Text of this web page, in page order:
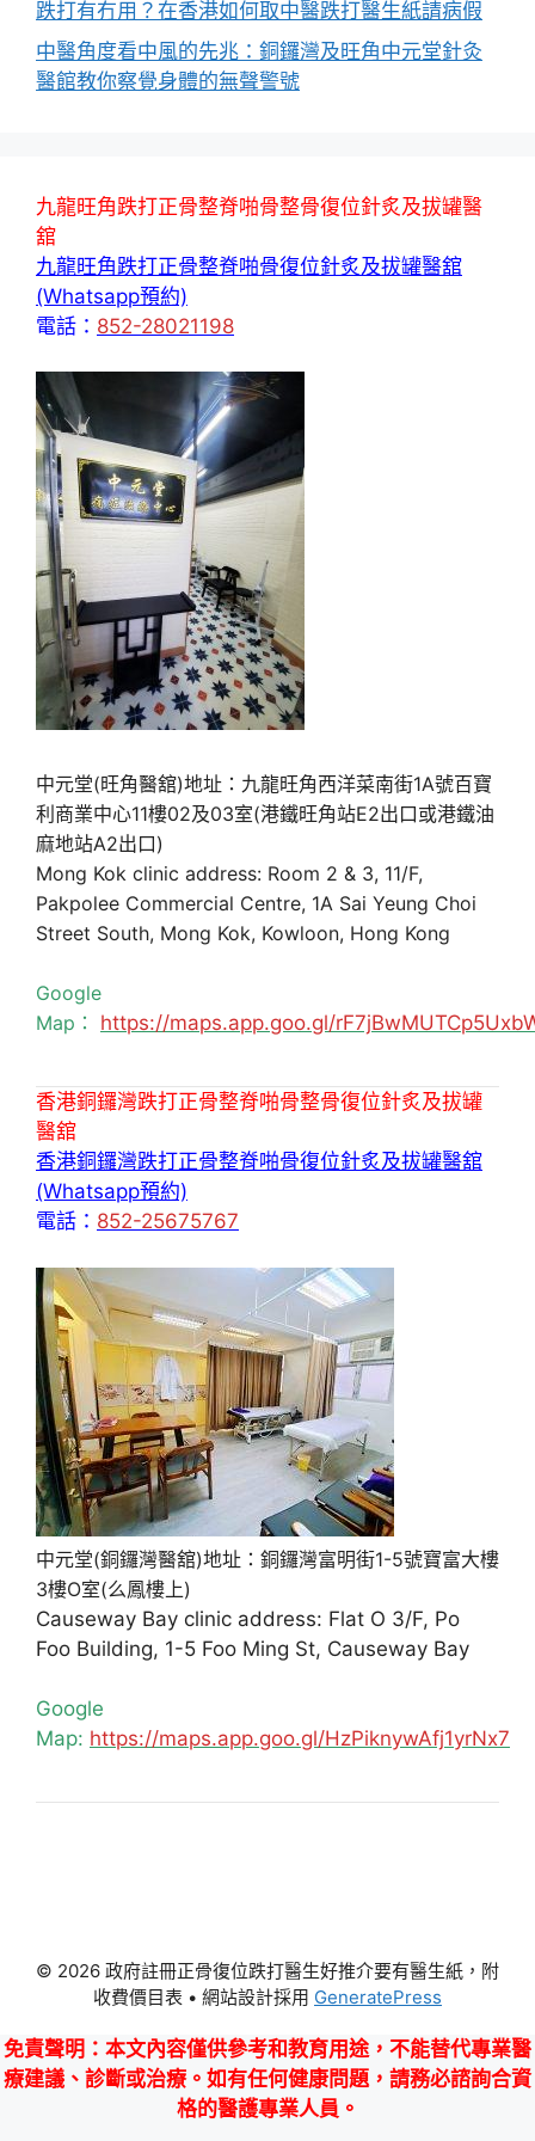
跌打有冇用？在香港如何取中醫跌打醫生紙請病假
中醫角度看中風的先兆：銅鑼灣及旺角中元堂針灸
醫館教你察覺身體的無聲警號
九龍旺角跌打正骨整脊啪骨整骨復位針炙及拔罐醫
舘
九龍旺角跌打正骨整脊啪骨復位針炙及拔罐醫舘
(Whatsapp預約)
電話： 852-28021198
中元堂(旺角醫舘)地址：九龍旺角西洋菜南街1A號百寶
利商業中心11樓02及03室(港鐵旺角站E2出口或港鐵油
麻地站A2出口)
Mong Kok clinic address: Room 2 & 3, 11/F,
Pakpolee Commercial Centre, 1A Sai Yeung Choi
Street South, Mong Kok, Kowloon, Hong Kong
Google
Map： https://maps.app.goo.gl/
香港銅鑼灣跌打正骨整脊啪骨整骨復位針炙及拔罐
醫舘
香港銅鑼灣跌打正骨整脊啪骨復位針炙及拔罐醫舘
(Whatsapp預約)
電話： 852-25675767
中元堂(銅鑼灣醫舘)地址：銅鑼灣富明街1-5號寶富大樓
3樓O室(么鳳樓上)
Causeway Bay clinic address: Flat O 3/F, Po
Foo Building, 1-5 Foo Ming St, Causeway Bay
Google
Map: https://maps.app.goo.gl/HzPiknywAfj1yrNx7
© 2026 政府註冊正骨復位跌打醫生好推介要有醫生紙，附
收費價目表 • 網站設計採用 GeneratePress
免責聲明 ：本文內容僅供參考和教育用途，不能替代專業醫
療建議、診斷或治療。如有任何健康問題，請務必諮詢合資
格的醫護專業人員。